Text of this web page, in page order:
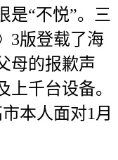
是“不悦”。三
3版登载了海
母的报歉声
上千台设备。
本人面对1月